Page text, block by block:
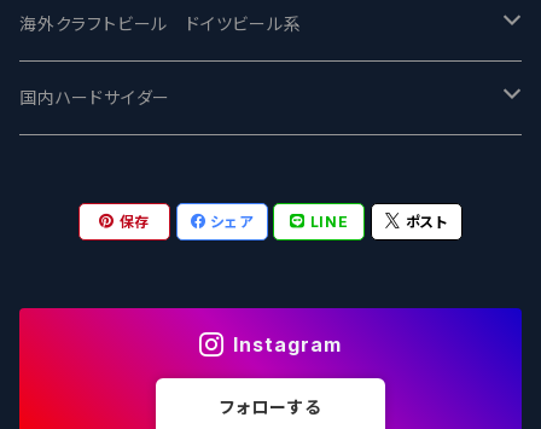
ワイマーケットブルーイング Y.Market Brewing
志賀高原ビール - SIGAKOGEN
箕面ビール - MINOH BEER
サンクトガーレン - Sankt Gallen
ウェストコーストブルーイング -WCB
Lagunitas ラグニタス
FirestoneWalker ファイアストーン
Mikkeller ミッケラー
Hop Nation ホップネーション
Brewski ブリュースキー
BrewDog Brewery - ブリュードッグ
The Flying Inn / ザ フライイング イン
Lambiek Fabriek - ファブリーク
Marble / マーブル
Buxton - バクストン
Carbon brews -カーボン
TAIHU - タイフー
Behemoth - ベヒーモス
BODRIGGY BREWING ボッドリッジー
CO-CONSPIRATORS コ・コンスピレーターズ
Deep Creek Brewing Co.
8 Wired エイトワイアード
Isthmus イスムス
Jackie O's ジャッキーオーズ
Westbrook ウェストブルック
Strathcona ストラスコナ
ODIN BREWING オディン
Electric Bicycle エレクトリックバイシクル
海外クラフトビール ドイツビール系
Karmeliten カーメリテン
Früh フリュー
Plank プランク
Tucher トゥーハー
国内ハードサイダー
保存 シェア LINE ポスト
Instagram
フォローする